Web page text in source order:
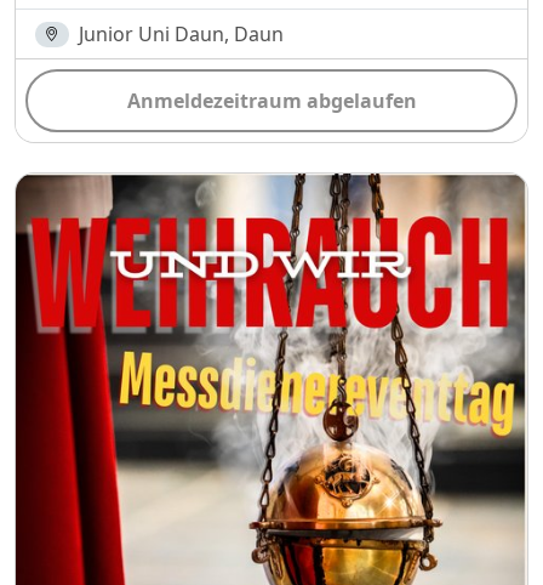
Junior Uni Daun, Daun
Anmeldezeitraum abgelaufen